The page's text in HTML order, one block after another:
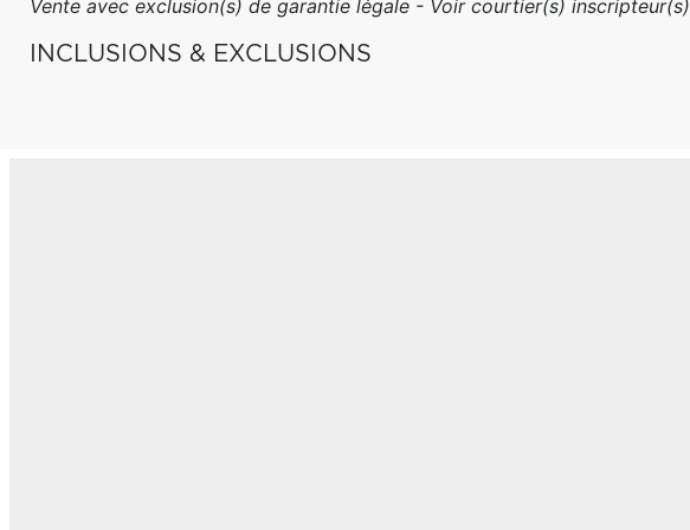
Vente avec exclusion(s) de garantie légale - Voir courtier(s) inscripteur(s)
INCLUSIONS & EXCLUSIONS